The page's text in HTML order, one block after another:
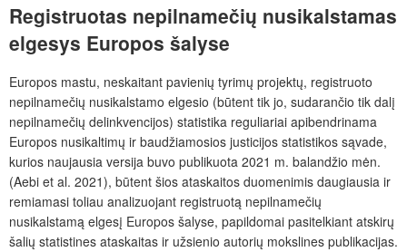
Registruotas nepilnamečių nusikalstamas
elgesys Europos šalyse
Europos mastu, neskaitant pavienių tyrimų projektų, registruoto
nepilnamečių nusikalstamo elgesio (būtent tik jo, sudarančio tik dalį
nepilnamečių delinkvencijos) statistika reguliariai apibendrinama
Europos nusikaltimų ir baudžiamosios justicijos statistikos sąvade,
kurios naujausia versija buvo publikuota 2021 m. balandžio mėn.
(Aebi et al. 2021), būtent šios ataskaitos duomenimis daugiausia ir
remiamasi toliau analizuojant registruotą nepilnamečių
nusikalstamą elgesį Europos šalyse, papildomai pasitelkiant atskirų
šalių statistines ataskaitas ir užsienio autorių mokslines publikacijas.